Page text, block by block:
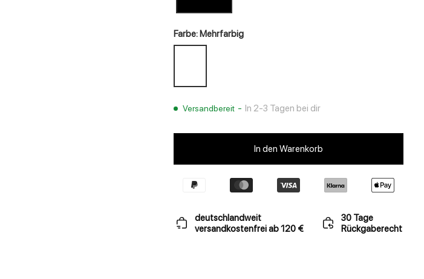
Farbe: Mehrfarbig
Versandbereit - In 2-3 Tagen bei dir
In den Warenkorb
deutschlandweit
versandkostenfrei ab 120 €
30 Tage
Rückgaberecht